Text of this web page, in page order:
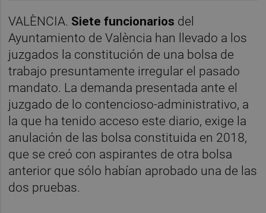
VALÈNCIA. Siete funcionarios del
Ayuntamiento de València han llevado a los
juzgados la constitución de una bolsa de
trabajo presuntamente irregular el pasado
mandato. La demanda presentada ante el
juzgado de lo contencioso-administrativo, a
la que ha tenido acceso este diario, exige la
anulación de las bolsa constituida en 2018,
que se creó con aspirantes de otra bolsa
anterior que sólo habían aprobado una de las
dos pruebas.